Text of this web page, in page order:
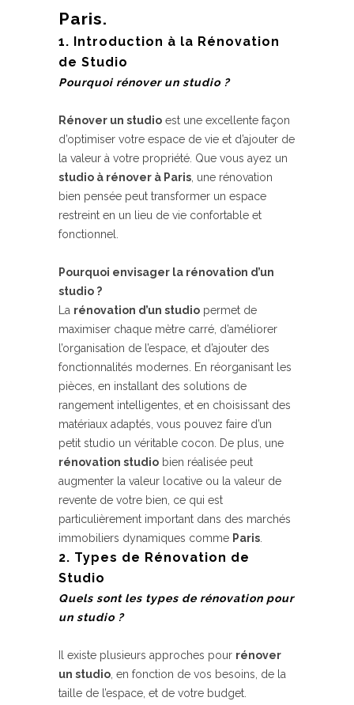
Paris.
1. Introduction à la Rénovation
de Studio
Pourquoi rénover un studio ?
Rénover un studio est une excellente façon
d’optimiser votre espace de vie et d’ajouter de
la valeur à votre propriété. Que vous ayez un
studio à rénover à Paris , une rénovation
bien pensée peut transformer un espace
restreint en un lieu de vie confortable et
fonctionnel.
Pourquoi envisager la rénovation d’un
studio ?
La rénovation d’un studio permet de
maximiser chaque mètre carré, d’améliorer
l’organisation de l’espace, et d’ajouter des
fonctionnalités modernes. En réorganisant les
pièces, en installant des solutions de
rangement intelligentes, et en choisissant des
matériaux adaptés, vous pouvez faire d’un
petit studio un véritable cocon. De plus, une
rénovation studio bien réalisée peut
augmenter la valeur locative ou la valeur de
revente de votre bien, ce qui est
particulièrement important dans des marchés
immobiliers dynamiques comme Paris
2. Types de Rénovation de
Studio
Quels sont les types de rénovation pour
un studio ?
Il existe plusieurs approches pour rénover
un studio , en fonction de vos besoins, de la
taille de l’espace, et de votre budget.